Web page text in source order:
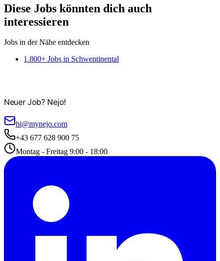
Diese Jobs könnten dich auch
interessieren
Jobs in der Nähe entdecken
1.800+ Jobs in Schwentinental
Neuer Job? Nejo!
hi@mynejo.com
+43 677 628 900 75
Montag - Freitag 9:00 - 18:00